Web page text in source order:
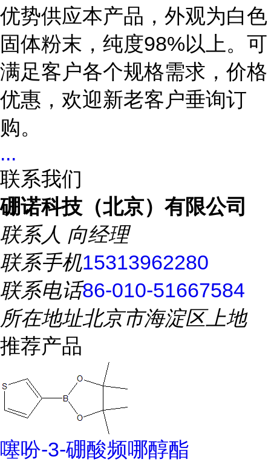
优势供应本产品，外观为白色
固体粉末，纯度98%以上。可
满足客户各个规格需求，价格
优惠，欢迎新老客户垂询订
购。
...
联系我们
硼诺科技（北京）有限公司
联系人 向经理
联系手机15313962280
联系电话86-010-51667584
所在地址北京市海淀区上地
推荐产品
噻吩-3-硼酸频哪醇酯